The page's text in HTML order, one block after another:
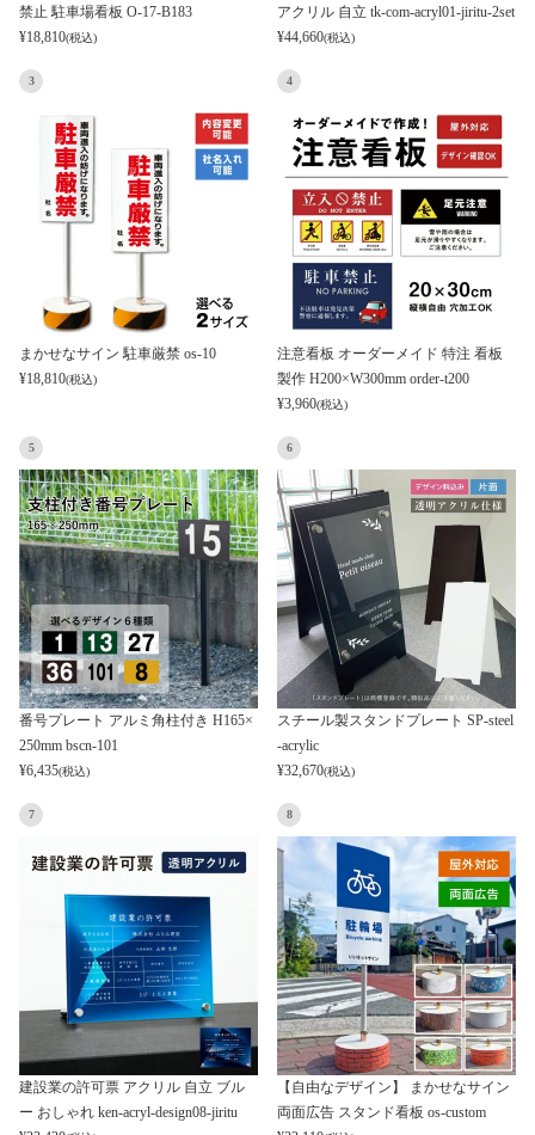
禁止 駐車場看板 O-17-B183
¥18,810(税込)
アクリル 自立 tk-com-acryl01-jiritu-2set
¥44,660(税込)
3
まかせなサイン 駐車厳禁 os-10
¥18,810(税込)
4
注意看板 オーダーメイド 特注 看板
製作 H200×W300mm order-t200
¥3,960(税込)
5
番号プレート アルミ角柱付き H165×
250mm bscn-101
¥6,435(税込)
6
スチール製スタンドプレート SP-steel
-acrylic
¥32,670(税込)
7
建設業の許可票 アクリル 自立 ブル
ー おしゃれ ken-acryl-design08-jiritu
8
【自由なデザイン】 まかせなサイン
両面広告 スタンド看板 os-custom